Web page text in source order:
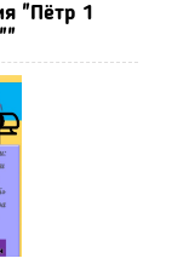
"Пётр 1